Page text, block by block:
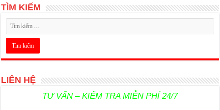
TÌM KIẾM
LIÊN HỆ
TƯ VẤN – KIỂM TRA MIỄN PHÍ 24/7